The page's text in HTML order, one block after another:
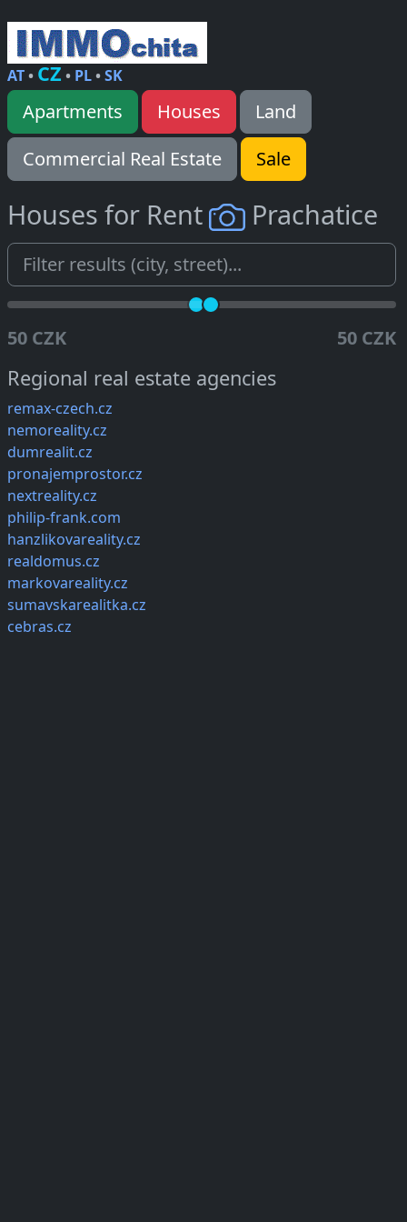
AT• CZ • PL•SK
Apartments Houses
Land
Commercial Real Estate
Sale
Houses for Rent Prachatice
50 CZK 50 CZK
Regional real estate agencies
remax-czech.cz
nemoreality.cz
dumrealit.cz
pronajemprostor.cz
nextreality.cz
philip-frank.com
hanzlikovareality.cz
realdomus.cz
markovareality.cz
sumavskarealitka.cz
cebras.cz